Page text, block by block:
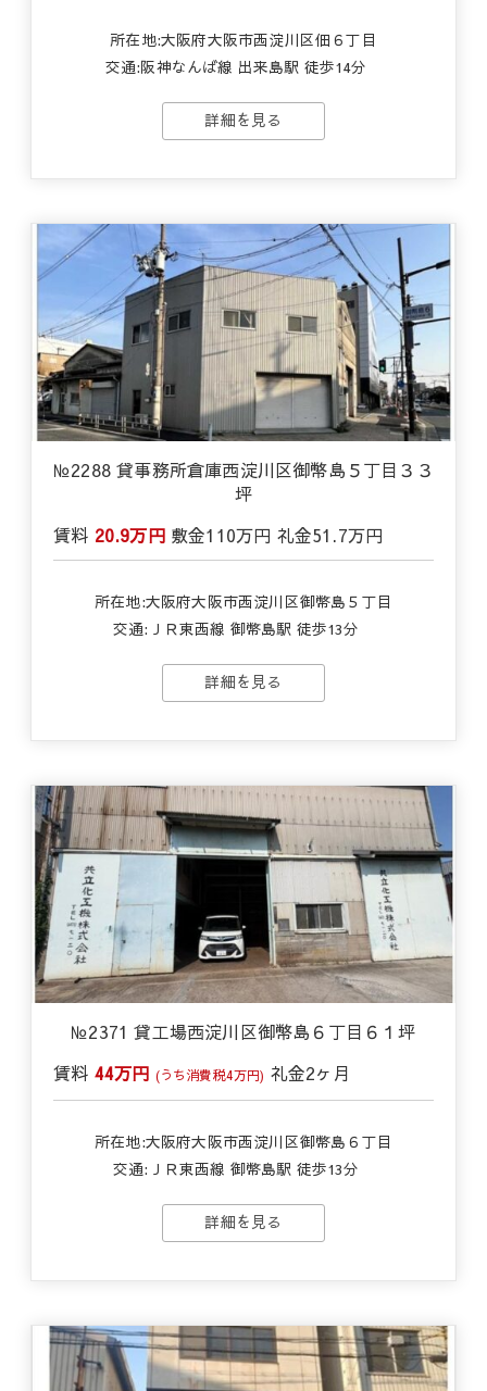
所在地:大阪府大阪市西淀川区佃６丁目
交通:阪神なんば線 出来島駅 徒歩14分
詳細を見る
№2288 貸事務所倉庫西淀川区御幣島５丁目３３
坪
賃料 20.9万円 敷金110万円 礼金51.7万円
所在地:大阪府大阪市西淀川区御幣島５丁目
交通: ＪＲ東西線 御幣島駅 徒歩13分
詳細を見る
№2371 貸工場西淀川区御幣島６丁目６１坪
賃料 44万円 (うち消費税4万円) 礼金2ヶ月
所在地:大阪府大阪市西淀川区御幣島６丁目
交通: ＪＲ東西線 御幣島駅 徒歩13分
詳細を見る